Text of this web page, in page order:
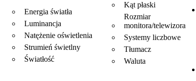
Energia światła
Luminancja
Natężenie oświetlenia
Strumień świetlny
Światłość
Kąt płaski
Rozmiar
monitora/telewizora
Systemy liczbowe
Tłumacz
Waluta